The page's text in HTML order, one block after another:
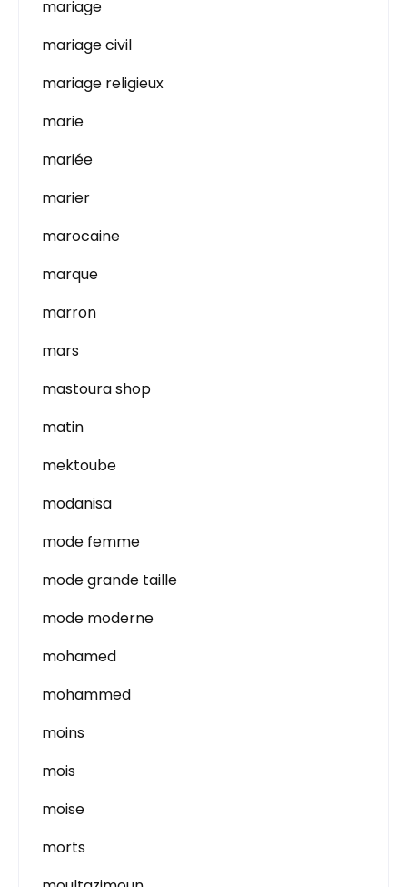
mariage
mariage civil
mariage religieux
marie
mariée
marier
marocaine
marque
marron
mars
mastoura shop
matin
mektoube
modanisa
mode femme
mode grande taille
mode moderne
mohamed
mohammed
moins
mois
moise
morts